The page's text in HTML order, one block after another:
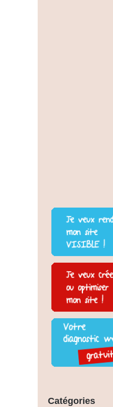
Catégories